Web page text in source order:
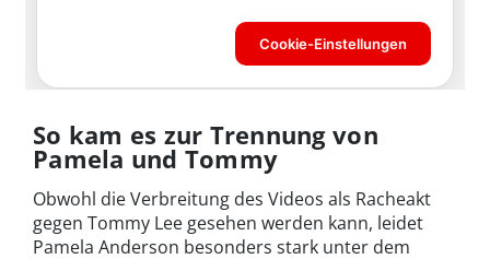
So kam es zur Trennung von
Pamela und Tommy
Obwohl die Verbreitung des Videos als Racheakt
gegen Tommy Lee gesehen werden kann, leidet
Pamela Anderson besonders stark unter dem